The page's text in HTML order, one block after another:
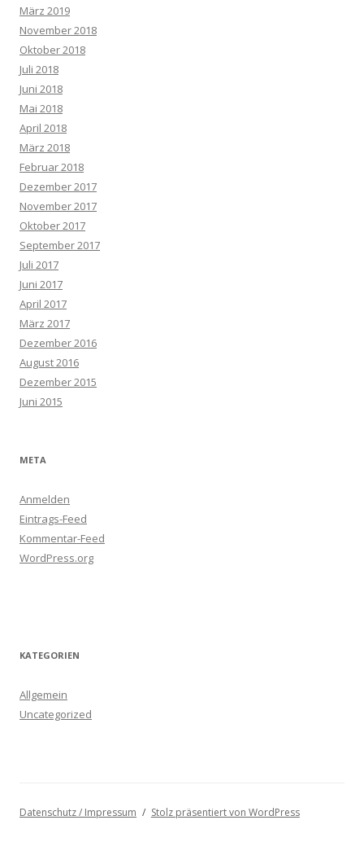
März 2019
November 2018
Oktober 2018
Juli 2018
Juni 2018
Mai 2018
April 2018
März 2018
Februar 2018
Dezember 2017
November 2017
Oktober 2017
September 2017
Juli 2017
Juni 2017
April 2017
März 2017
Dezember 2016
August 2016
Dezember 2015
Juni 2015
META
Anmelden
Eintrags-Feed
Kommentar-Feed
WordPress.org
KATEGORIEN
Allgemein
Uncategorized
Datenschutz / Impressum Stolz präsentiert von WordPress